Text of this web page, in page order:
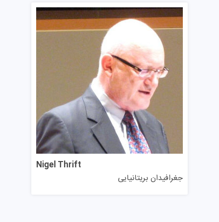
نمره ۶.۰ با حداقل ۵.۵ در هر بخش برای دوره‌های علوم
نمره ۶.۵ با حداقل ۵.۵ در هر بخش برای رشته‌های هنر؛
علوم زیستی، محیطی و روستایی؛ آموزش؛ تاریخ و تاریخ
ولز؛ مطالعات اطلاعات؛ حقوق و جرم‌شناسی (دوره‌های
زبان‌های مدرن و زبان ولزی
نمره ۶.۵ با حداقل ۶.۰ در هر بخش برای دوره‌های علوم
سیاسی بین‌المللی
نمره ۷.۰ با حداقل ۶.۰ در هر بخش برای دوره‌های جغرافیا
Nigel Thrift
جغرافیدان بریتانیایی